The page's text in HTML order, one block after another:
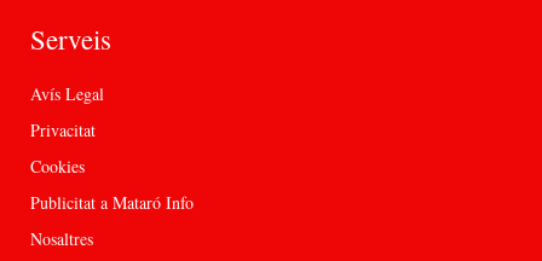
Serveis
Avís Legal
Privacitat
Cookies
Publicitat a Mataró Info
Nosaltres